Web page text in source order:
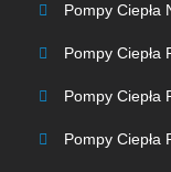
Pompy Ciepła
Pompy Ciepła
Pompy Ciepła
Pompy Ciepła